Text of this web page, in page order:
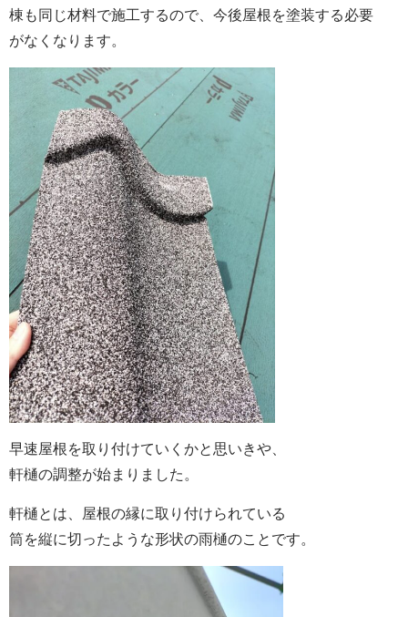
棟も同じ材料で施工するので、今後屋根を塗装する必要
がなくなります。
早速屋根を取り付けていくかと思いきや、
軒樋の調整が始まりました。
軒樋とは、屋根の縁に取り付けられている
筒を縦に切ったような形状の雨樋のことです。